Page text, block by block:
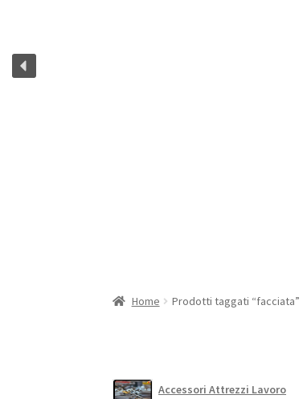
Home Prodotti taggati “facciata”
Accessori Attrezzi Lavoro